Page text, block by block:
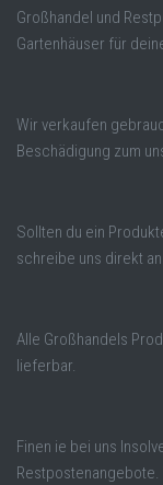
Großhandel und
Gartenhäuser für
Wir verkaufen
Beschädigung zum
Sollten du ein
schreibe uns direkt an.
Alle Großhandels
lieferbar.
Finen ie bei uns